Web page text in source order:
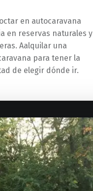
en autocaravana
en reservas naturales y
Aalquilar una
para tener la
de elegir dónde ir.